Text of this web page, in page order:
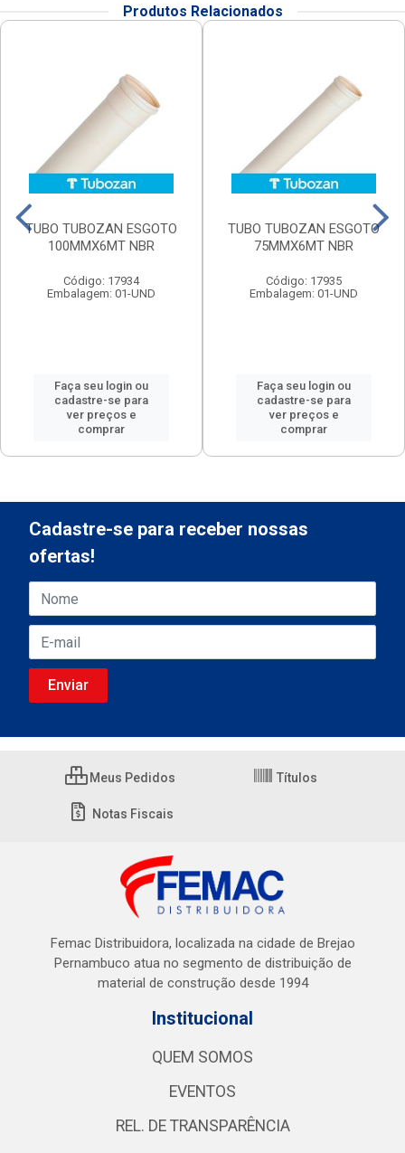
Produtos Relacionados
TUBO TUBOZAN ESGOTO
100MMX6MT NBR
Código: 17934
Embalagem: 01-UND
Faça seu login ou
cadastre-se para
ver preços e
comprar
TUBO TUBOZAN ESGOTO
75MMX6MT NBR
Código: 17935
Embalagem: 01-UND
Faça seu login ou
cadastre-se para
ver preços e
comprar
Cadastre-se para receber nossas
ofertas!
Meus Pedidos Títulos
Notas Fiscais
Femac Distribuidora, localizada na cidade de Brejao
Pernambuco atua no segmento de distribuição de
material de construção desde 1994
Institucional
QUEM SOMOS
EVENTOS
REL. DE TRANSPARÊNCIA